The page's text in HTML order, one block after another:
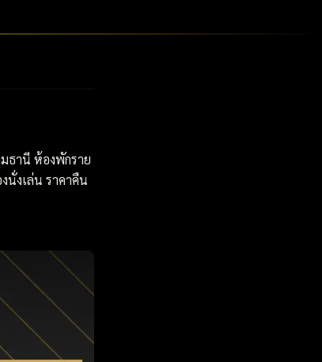
ธานี ห้องพักราย
นั่งเล่น ราคาคืน